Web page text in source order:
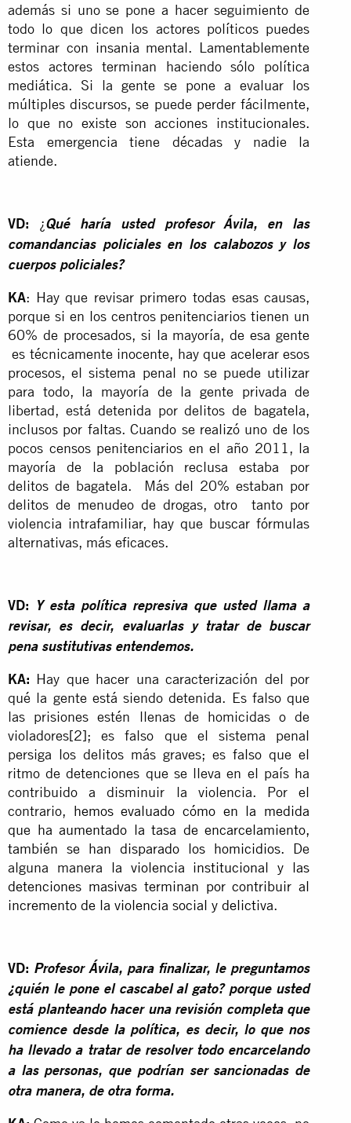
además si uno se pone a hacer seguimiento de
todo lo que dicen los actores políticos puedes
terminar con insania mental. Lamentablemente
estos actores terminan haciendo sólo política
mediática. Si la gente se pone a evaluar los
múltiples discursos, se puede perder fácilmente,
lo que no existe son acciones institucionales.
Esta emergencia tiene décadas y nadie la
atiende.
VD: ¿Qué haría usted profesor Ávila, en las
comandancias policiales en los calabozos y los
cuerpos policiales?
KA: Hay que revisar primero todas esas causas,
porque si en los centros penitenciarios tienen un
60% de procesados, si la mayoría, de esa gente
es técnicamente inocente, hay que acelerar esos
procesos, el sistema penal no se puede utilizar
para todo, la mayoría de la gente privada de
libertad, está detenida por delitos de bagatela,
inclusos por faltas. Cuando se realizó uno de los
pocos censos penitenciarios en el año 2011, la
mayoría de la población reclusa estaba por
delitos de bagatela. Más del 20% estaban por
delitos de menudeo de drogas, otro tanto por
violencia intrafamiliar, hay que buscar fórmulas
alternativas, más eficaces.
VD:
Y esta política represiva que usted llama a
revisar, es decir, evaluarlas y tratar de buscar
pena sustitutivas entendemos.
KA: Hay que hacer una caracterización del por
qué la gente está siendo detenida. Es falso que
las prisiones estén llenas de homicidas o de
violadores[2]; es falso que el sistema penal
persiga los delitos más graves; es falso que el
ritmo de detenciones que se lleva en el país ha
contribuido a disminuir la violencia. Por el
contrario, hemos evaluado cómo en la medida
que ha aumentado la tasa de encarcelamiento,
también se han disparado los homicidios. De
alguna manera la violencia institucional y las
detenciones masivas terminan por contribuir al
incremento de la violencia social y delictiva.
VD: Profesor Ávila, para finalizar, le preguntamos
¿quién le pone el cascabel al gato? porque usted
está planteando hacer una revisión completa que
comience desde la política, es decir, lo que nos
ha llevado a tratar de resolver todo encarcelando
a las personas, que podrían ser sancionadas de
otra manera, de otra forma.